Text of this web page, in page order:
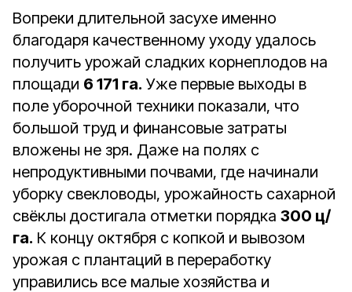
Вопреки длительной засухе именно
благодаря качественному уходу удалось
получить урожай сладких корнеплодов на
площади 6 171 га. Уже первые выходы в
поле уборочной техники показали, что
большой труд и финансовые затраты
вложены не зря. Даже на полях с
непродуктивными почвами, где начинали
уборку свекловоды, урожайность сахарной
свёклы достигала отметки порядка 300 ц/
га. К концу октября с копкой и вывозом
урожая с плантаций в переработку
управились все малые хозяйства и